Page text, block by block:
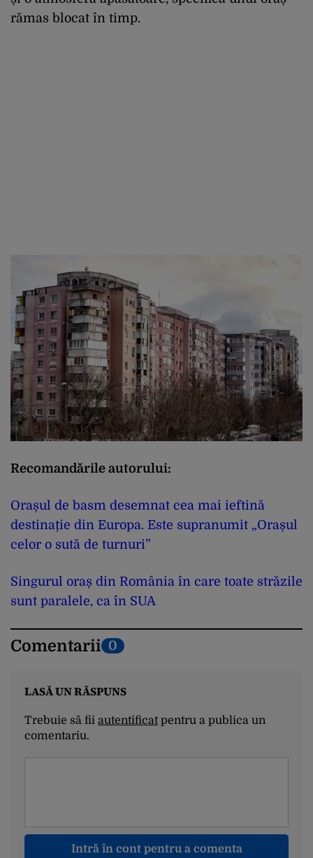
rămas blocat în timp.
Recomandările autorului:
Orașul de basm desemnat cea mai ieftină
destinație din Europa. Este supranumit „Orașul
celor o sută de turnuri”
Singurul oraș din România în care toate străzile
sunt paralele, ca în SUA
Comentarii 0
LASĂ UN RĂSPUNS
Trebuie să fii autentificatpentru a publica un
comentariu.
Intră în cont pentru a comenta